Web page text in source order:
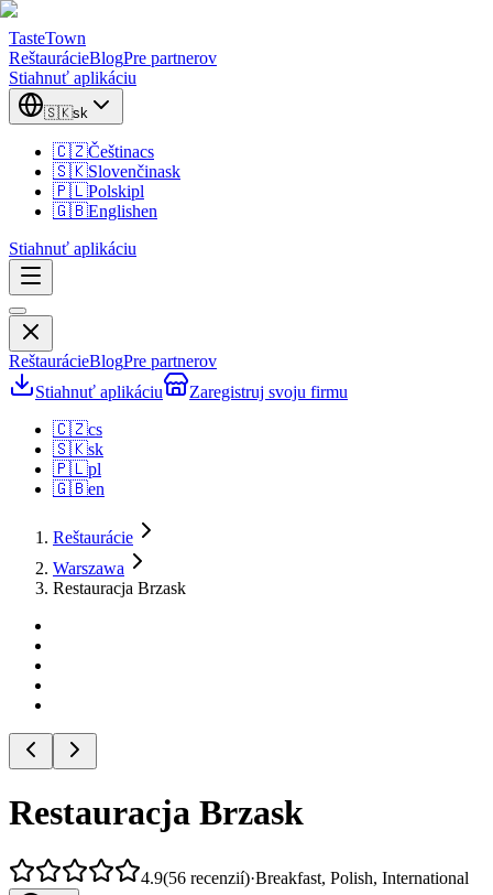
TasteTown
ReštaurácieBlogPre partnerov
Stiahnuť aplikáciu
🇸🇰sk
🇨🇿Češtinacs
🇸🇰Slovenčinask
🇵🇱Polskipl
🇬🇧Englishen
Stiahnuť aplikáciu
ReštaurácieBlogPre partnerov
Stiahnuť aplikáciu
Zaregistruj svoju firmu
🇨🇿cs
🇸🇰sk
🇵🇱pl
🇬🇧en
Reštaurácie
Warszawa
Restauracja Brzask
Restauracja Brzask
4.9(56 recenzií)·Breakfast, Polish, International